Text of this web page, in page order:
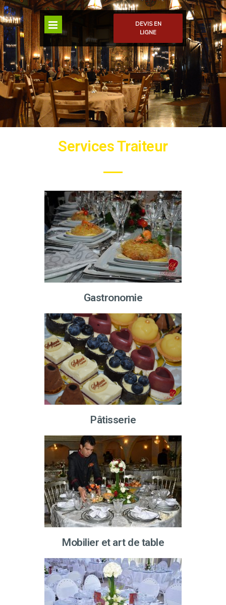
DEVIS EN
LIGNE
Services Traiteur
Gastronomie
Pâtisserie
Mobilier et art de table